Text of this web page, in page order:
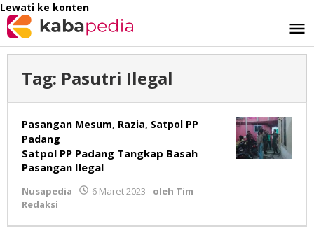
Lewati ke konten
Tag: Pasutri Ilegal
Pasangan Mesum, Razia, Satpol PP
Padang
Satpol PP Padang Tangkap Basah
Pasangan Ilegal
Nusapedia 6 Maret 2023 oleh Tim
Redaksi